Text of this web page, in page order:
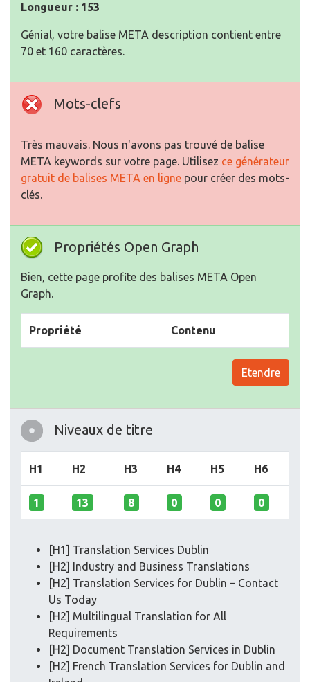
Longueur : 153
Génial, votre balise META description contient entre
70 et 160 caractères.
Mots-clefs
Très mauvais. Nous n'avons pas trouvé de balise
META keywords sur votre page. Utilisez ce générateur
gratuit de balises META en ligne pour créer des mots-
clés.
Propriétés Open Graph
Bien, cette page profite des balises META Open
Graph.
Propriété Contenu
Etendre
Niveaux de titre
H1 H2 H3 H4 H5 H6
1 13 8 0 0 0
[H1] Translation Services Dublin
[H2] Industry and Business Translations
[H2] Translation Services for Dublin – Contact
Us Today
[H2] Multilingual Translation for All
Requirements
[H2] Document Translation Services in Dublin
[H2] French Translation Services for Dublin and